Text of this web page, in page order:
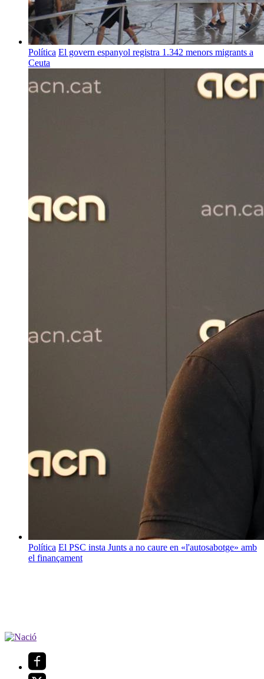
Política El govern espanyol registra 1.342 menors migrants a
Ceuta
Política El PSC insta Junts a no caure en «l'autosabotge» amb
el finançament